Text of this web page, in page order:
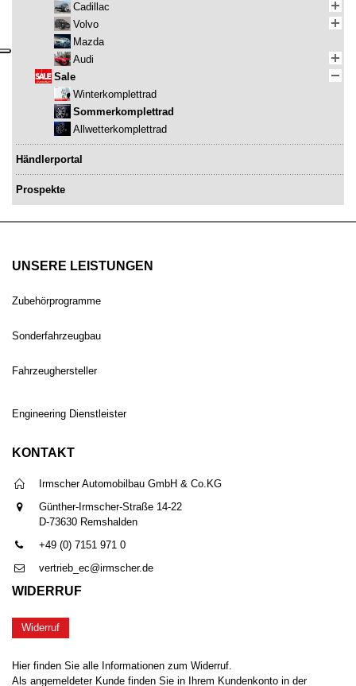
Cadillac
Volvo
Mazda
Audi
Sale
Winterkomplettrad
Sommerkomplettrad
Allwetterkomplettrad
Händlerportal
Prospekte
UNSERE LEISTUNGEN
Zubehörprogramme
Sonderfahrzeugbau
Fahrzeughersteller
Engineering Dienstleister
KONTAKT
Irmscher Automobilbau GmbH & Co.KG
Günther-Irmscher-Straße 14-22
D-73630 Remshalden
+49 (0) 7151 971 0
vertrieb_ec@irmscher.de
WIDERRUF
Widerruf
Hier finden Sie alle Informationen zum Widerruf.
Als angemeldeter Kunde finden Sie in Ihrem Kundenkonto in der